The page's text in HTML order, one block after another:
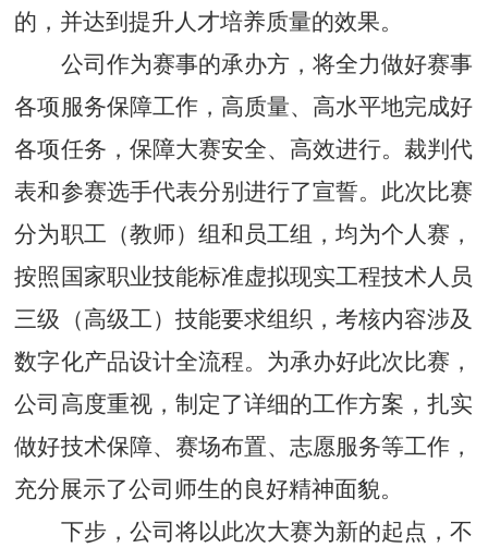
的，并达到提升人才培养质量的效果。
公司作为赛事的承办方，将全力做好赛事
各项服务保障工作，高质量、高水平地完成好
各项任务，保障大赛安全、高效进行。裁判代
表和参赛选手代表分别进行了宣誓。此次比赛
分为职工（教师）组和员工组，均为个人赛，
按照国家职业技能标准虚拟现实工程技术人员
三级（高级工）技能要求组织，考核内容涉及
数字化产品设计全流程。为承办好此次比赛，
公司高度重视，制定了详细的工作方案，扎实
做好技术保障、赛场布置、志愿服务等工作，
充分展示了公司师生的良好精神面貌。
下步，公司将以此次大赛为新的起点，不